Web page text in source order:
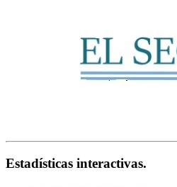
Estadísticas interactivas.